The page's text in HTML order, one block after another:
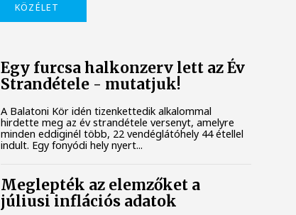
KÖZÉLET
Egy furcsa halkonzerv lett az Év
Strandétele - mutatjuk!
A Balatoni Kör idén tizenkettedik alkalommal
hirdette meg az év strandétele versenyt, amelyre
minden eddiginél több, 22 vendéglátóhely 44 étellel
indult. Egy fonyódi hely nyert...
Meglepték az elemzőket a
júliusi inflációs adatok